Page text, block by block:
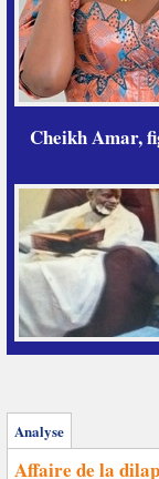
Cheikh Amar,
Analyse
Affaire de la